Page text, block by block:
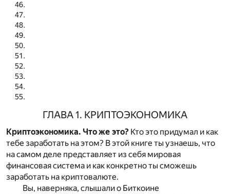
ГЛАВА 1. КРИПТОЭКОНОМИКА
Криптоэкономика. Что же это? Кто это придумал и как
тебе заработать на этом? В этой книге ты узнаешь, что
на самом деле представляет из себя мировая
финансовая система и как конкретно ты сможешь
заработать на криптовалюте.
Вы, наверняка, слышали о Биткоине